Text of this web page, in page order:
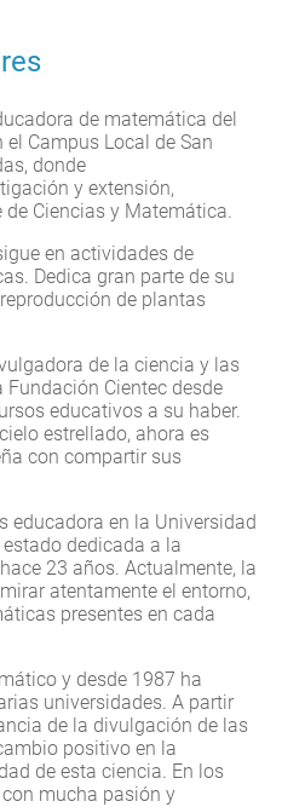
de matemática del
Campus Local de San
donde
y extensión,
Ciencias y Matemática.
en actividades de
Dedica gran parte de su
de plantas
de la ciencia y las
Cientec desde
educativos a su haber.
estrellado, ahora es
con compartir sus
educadora en la Universidad
dedicada a la
23 años. Actualmente, la
atentamente el entorno,
presentes en cada
y desde 1987 ha
universidades. A partir
de la divulgación de las
positivo en la
de esta ciencia. En los
mucha pasión y